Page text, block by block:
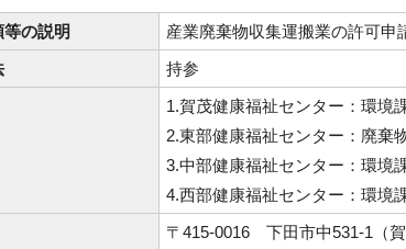
の説明
産業廃棄物収集運搬業の許可申
持参
1.賀茂健康福祉センター：環境
2.東部健康福祉センター：廃棄
3.中部健康福祉センター：環境
4.西部健康福祉センター：環境
〒415-0016 下田市中531-1（賀